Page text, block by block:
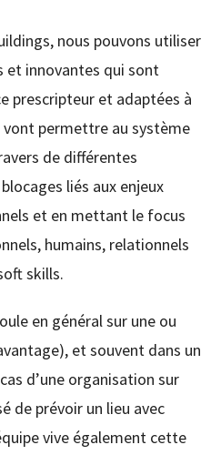
nous pouvons utiliser
et innovantes qui sont
prescripteur et adaptées à
vont permettre au système
de différentes
liés aux enjeux
et en mettant le focus
humains, relationnels
skills.
en général sur une ou
et souvent dans un
d’une organisation sur
de prévoir un lieu avec
vive également cette